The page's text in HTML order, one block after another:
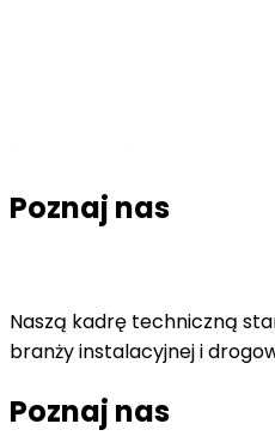
Poznaj nas
Naszą kadrę techniczną
branży instalacyjnej i
Poznaj nas